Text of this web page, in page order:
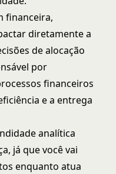
financeira,
diretamente a
de alocação
por
financeiros
e a entrega
analítica
já que você vai
enquanto atua